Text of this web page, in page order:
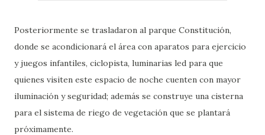
Posteriormente se trasladaron al parque Constitución,
donde se acondicionará el área con aparatos para ejercicio
y juegos infantiles, ciclopista, luminarias led para que
quienes visiten este espacio de noche cuenten con mayor
iluminación y seguridad; además se construye una cisterna
para el sistema de riego de vegetación que se plantará
próximamente.